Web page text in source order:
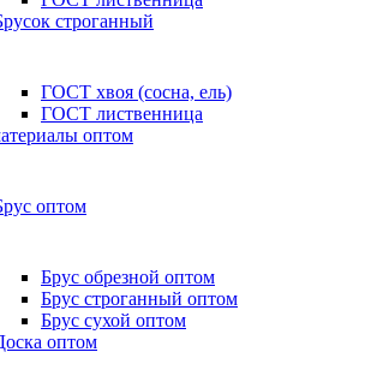
строганный
ГОСТ хвоя (сосна, ель)
ГОСТ лиственница
оптом
оптом
Брус обрезной оптом
Брус строганный оптом
Брус сухой оптом
оптом